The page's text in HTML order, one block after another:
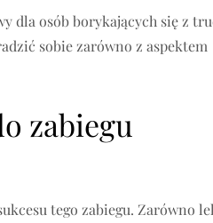
dla osób borykających się z
sobie zarówno z aspektem
zabiegu
tego zabiegu. Zarówno